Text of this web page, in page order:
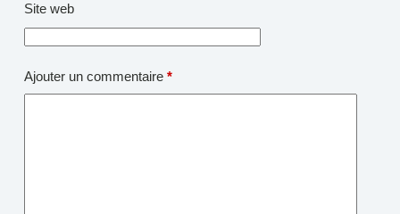
Site web
Ajouter un commentaire*